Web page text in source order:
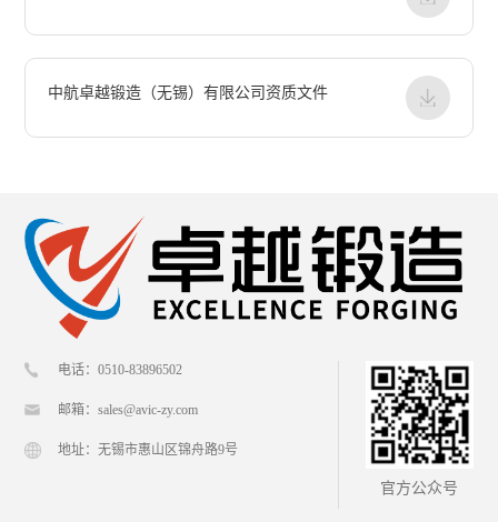
中航卓越锻造（无锡）有限公司资质文件
电话：0510-83896502
邮箱：sales@avic-zy.com
地址：无锡市惠山区锦舟路9号
官方公众号